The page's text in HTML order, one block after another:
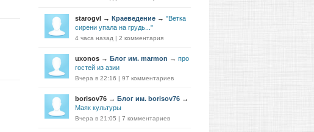
starogvl → Краеведение → "Ветка
сирени упала на грудь..."
4 часа назад | 2 комментария
uxonos → Блог им. marmon → про
гостей из азии
Вчера в 22:16 | 97 комментариев
borisov76 → Блог им. borisov76 →
Маяк культуры
Вчера в 21:05 | 7 комментариев